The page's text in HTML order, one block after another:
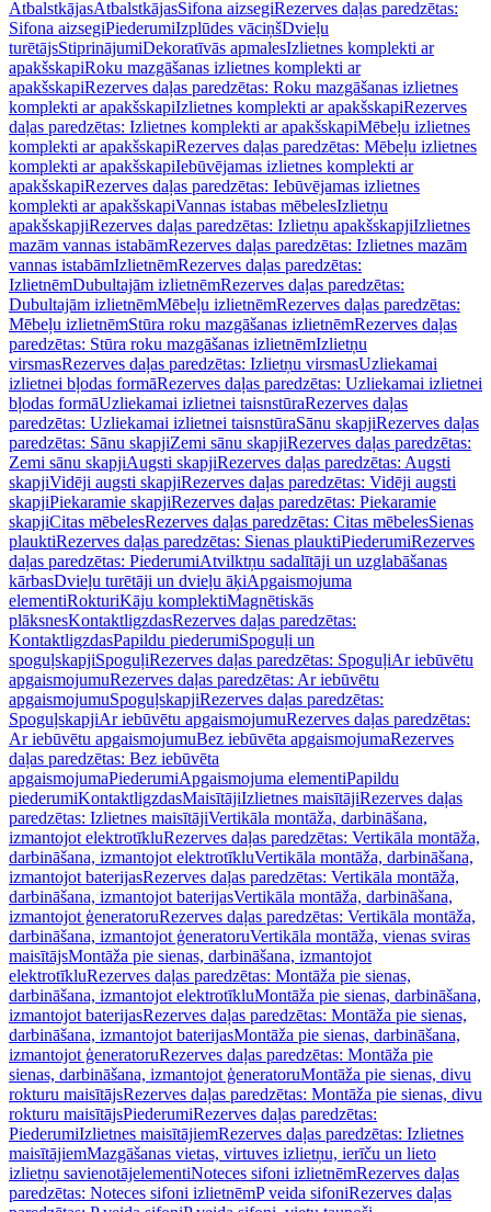
AtbalstkājasAtbalstkājasSifona aizsegiRezerves daļas paredzētas:
Sifona aizsegiPiederumiIzplūdes vāciņšDvieļu
turētājsStiprinājumiDekoratīvās apmalesIzlietnes komplekti ar
apakšskapiRoku mazgāšanas izlietnes komplekti ar
apakšskapiRezerves daļas paredzētas: Roku mazgāšanas izlietnes
komplekti ar apakšskapiIzlietnes komplekti ar apakšskapiRezerves
daļas paredzētas: Izlietnes komplekti ar apakšskapiMēbeļu izlietnes
komplekti ar apakšskapiRezerves daļas paredzētas: Mēbeļu izlietnes
komplekti ar apakšskapiIebūvējamas izlietnes komplekti ar
apakšskapiRezerves daļas paredzētas: Iebūvējamas izlietnes
komplekti ar apakšskapiVannas istabas mēbelesIzlietņu
apakšskapjiRezerves daļas paredzētas: Izlietņu apakšskapjiIzlietnes
mazām vannas istabāmRezerves daļas paredzētas: Izlietnes mazām
vannas istabāmIzlietnēmRezerves daļas paredzētas:
IzlietnēmDubultajām izlietnēmRezerves daļas paredzētas:
Dubultajām izlietnēmMēbeļu izlietnēmRezerves daļas paredzētas:
Mēbeļu izlietnēmStūra roku mazgāšanas izlietnēmRezerves daļas
paredzētas: Stūra roku mazgāšanas izlietnēmIzlietņu
virsmasRezerves daļas paredzētas: Izlietņu virsmasUzliekamai
izlietnei bļodas formāRezerves daļas paredzētas: Uzliekamai izlietnei
bļodas formāUzliekamai izlietnei taisnstūraRezerves daļas
paredzētas: Uzliekamai izlietnei taisnstūraSānu skapjiRezerves daļas
paredzētas: Sānu skapjiZemi sānu skapjiRezerves daļas paredzētas:
Zemi sānu skapjiAugsti skapjiRezerves daļas paredzētas: Augsti
skapjiVidēji augsti skapjiRezerves daļas paredzētas: Vidēji augsti
skapjiPiekaramie skapjiRezerves daļas paredzētas: Piekaramie
skapjiCitas mēbelesRezerves daļas paredzētas: Citas mēbelesSienas
plauktiRezerves daļas paredzētas: Sienas plauktiPiederumiRezerves
daļas paredzētas: PiederumiAtvilktņu sadalītāji un uzglabāšanas
kārbasDvieļu turētāji un dvieļu āķiApgaismojuma
elementiRokturiKāju komplektiMagnētiskās
plāksnesKontaktligzdasRezerves daļas paredzētas:
KontaktligzdasPapildu piederumiSpoguļi un
spoguļskapjiSpoguļiRezerves daļas paredzētas: SpoguļiAr iebūvētu
apgaismojumuRezerves daļas paredzētas: Ar iebūvētu
apgaismojumuSpoguļskapjiRezerves daļas paredzētas:
SpoguļskapjiAr iebūvētu apgaismojumuRezerves daļas paredzētas:
Ar iebūvētu apgaismojumuBez iebūvēta apgaismojumaRezerves
daļas paredzētas: Bez iebūvēta
apgaismojumaPiederumiApgaismojuma elementiPapildu
piederumiKontaktligzdasMaisītājiIzlietnes maisītājiRezerves daļas
paredzētas: Izlietnes maisītājiVertikāla montāža, darbināšana,
izmantojot elektrotīkluRezerves daļas paredzētas: Vertikāla montāža,
darbināšana, izmantojot elektrotīkluVertikāla montāža, darbināšana,
izmantojot baterijasRezerves daļas paredzētas: Vertikāla montāža,
darbināšana, izmantojot baterijasVertikāla montāža, darbināšana,
izmantojot ģeneratoruRezerves daļas paredzētas: Vertikāla montāža,
darbināšana, izmantojot ģeneratoruVertikāla montāža, vienas sviras
maisītājsMontāža pie sienas, darbināšana, izmantojot
elektrotīkluRezerves daļas paredzētas: Montāža pie sienas,
darbināšana, izmantojot elektrotīkluMontāža pie sienas, darbināšana,
izmantojot baterijasRezerves daļas paredzētas: Montāža pie sienas,
darbināšana, izmantojot baterijasMontāža pie sienas, darbināšana,
izmantojot ģeneratoruRezerves daļas paredzētas: Montāža pie
sienas, darbināšana, izmantojot ģeneratoruMontāža pie sienas, divu
rokturu maisītājsRezerves daļas paredzētas: Montāža pie sienas, divu
rokturu maisītājsPiederumiRezerves daļas paredzētas:
PiederumiIzlietnes maisītājiemRezerves daļas paredzētas: Izlietnes
maisītājiemMazgāšanas vietas, virtuves izlietņu, ierīču un lieto
izlietņu savienotājelementiNoteces sifoni izlietnēmRezerves daļas
paredzētas: Noteces sifoni izlietnēmP veida sifoniRezerves daļas